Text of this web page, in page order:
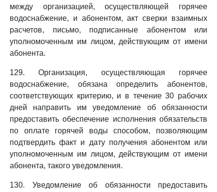
между организацией, осуществляющей горячее
водоснабжение, и абонентом, акт сверки взаимных
расчетов, письмо, подписанные абонентом или
уполномоченным им лицом, действующим от имени
абонента.
129. Организация, осуществляющая горячее
водоснабжение, обязана определить абонентов,
соответствующих критерию, и в течение 30 рабочих
дней направить им уведомление об обязанности
предоставить обеспечение исполнения обязательств
по оплате горячей воды способом, позволяющим
подтвердить факт и дату получения абонентом или
уполномоченным им лицом, действующим от имени
абонента, такого уведомления.
130. Уведомление об обязанности предоставить